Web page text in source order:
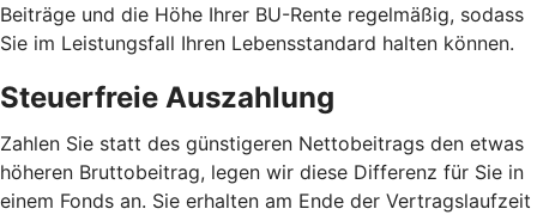
Beiträge und die Höhe Ihrer BU-Rente regelmäßig, sodass
Sie im Leistungsfall Ihren Lebensstandard halten können.
Steuerfreie Auszahlung
Zahlen Sie statt des günstigeren Nettobeitrags den etwas
höheren Bruttobeitrag, legen wir diese Differenz für Sie in
einem Fonds an. Sie erhalten am Ende der Vertragslaufzeit